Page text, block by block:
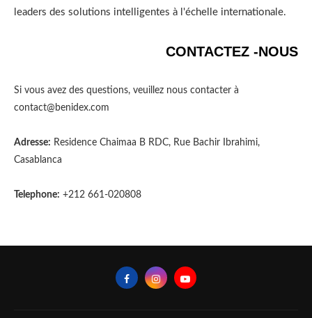
leaders des solutions intelligentes à l'échelle internationale.
CONTACTEZ -NOUS
Si vous avez des questions, veuillez nous contacter à
contact@benidex.com
Adresse: Residence Chaimaa B RDC, Rue Bachir Ibrahimi,
Casablanca
Telephone: +212 661-020808